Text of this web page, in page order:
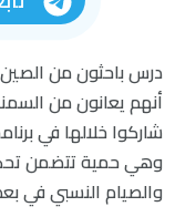
وهي حمية تتضمن
والصيام النسبي في